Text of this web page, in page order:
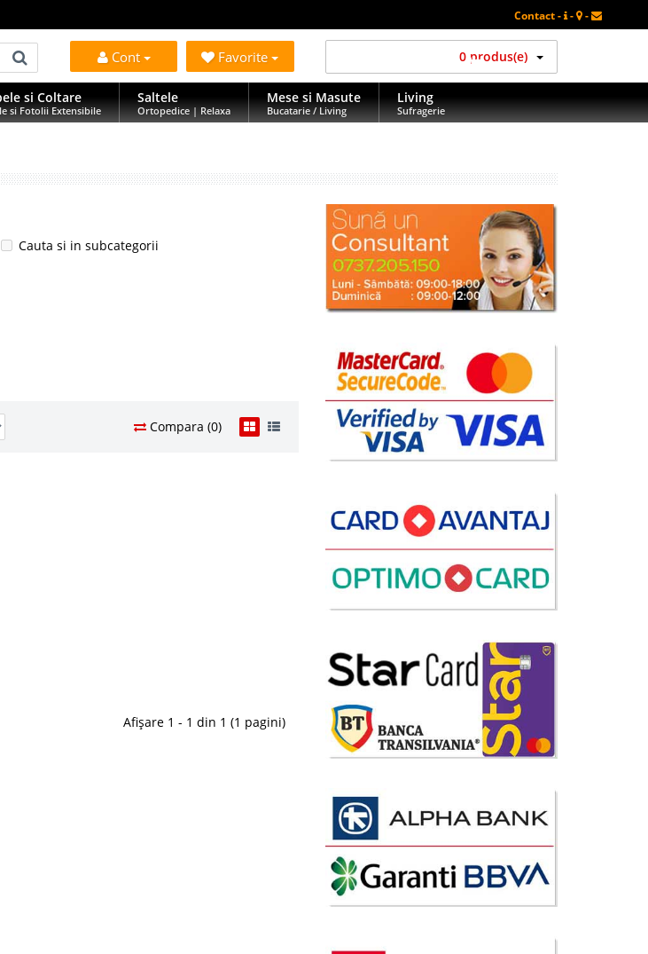
Contact - - -
Cont Favorite 0 produs(e)
si Coltare
si Fotolii Extensibile
Saltele
Ortopedice | Relaxa
Mese si Masute
Bucatarie / Living
Living
Sufragerie
Cauta si in subcategorii
Compara (0)
Afișare 1 - 1 din 1 (1 pagini)